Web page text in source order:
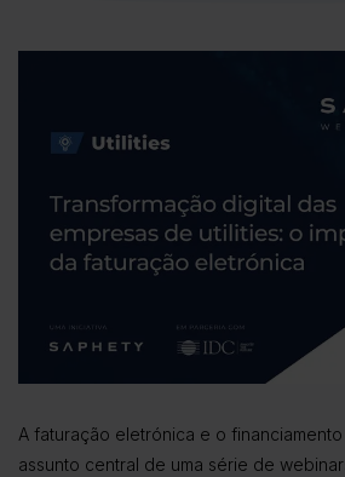
A faturação eletrónica e o
assunto central de uma série de